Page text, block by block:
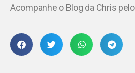
Acompanhe o Blog da Chris